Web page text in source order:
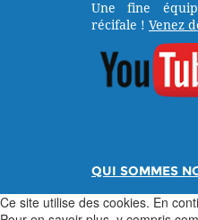
Une fine
récifale ! Venez
QUI SOMMES
Ce site utilise des cookies. En